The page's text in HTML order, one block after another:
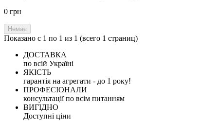
0 грн
Немає
Показано с 1 по 1 из 1 (всего 1 страниц)
ДОСТАВКА
по всій Україні
ЯКІСТЬ
гарантія на агрегати - до 1 року!
ПРОФЕСІОНАЛИ
консультації по всім питанням
ВИГІДНО
Доступні ціни